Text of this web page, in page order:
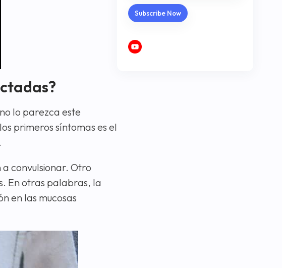
lo parezca este
primeros síntomas es el
convulsionar. Otro
En otras palabras, la
en las mucosas